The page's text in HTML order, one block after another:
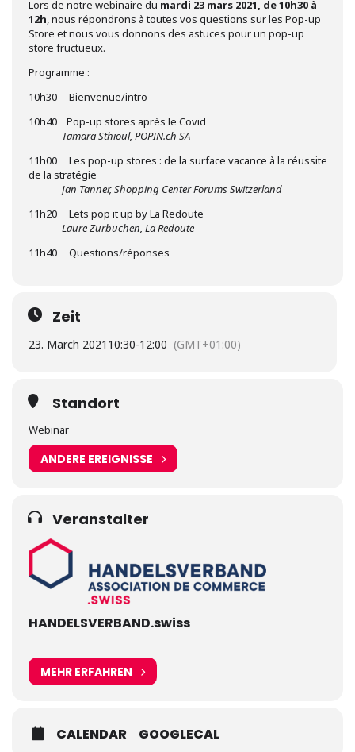
Lors de notre webinaire du mardi 23 mars 2021, de 10h30 à
12h, nous répondrons à toutes vos questions sur les Pop-up
Store et nous vous donnons des astuces pour un pop-up
store fructueux.
Programme :
10h30 Bienvenue/intro
10h40 Pop-up stores après le Covid
Tamara Sthioul, POPIN.ch SA
11h00 Les pop-up stores : de la surface vacance à la réussite
de la stratégie
Jan Tanner, Shopping Center Forums Switzerland
11h20 Lets pop it up by La Redoute
Laure Zurbuchen, La Redoute
11h40 Questions/réponses
Zeit
23. March 2021 10:30-12:00 (GMT+01:00)
Standort
Webinar
ANDERE EREIGNISSE
Veranstalter
HANDELSVERBAND.swiss
MEHR ERFAHREN
CALENDAR GOOGLECAL